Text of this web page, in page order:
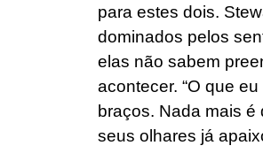
para estes dois.
dominados pelos
elas não sabem
acontecer. “O que
braços. Nada mais
seus olhares já